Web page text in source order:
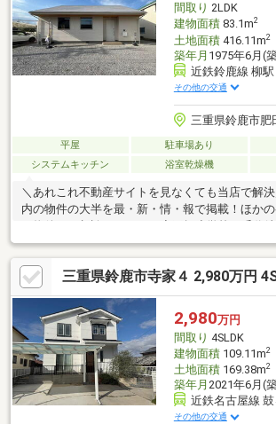
間取り 2LDK
建物面積83.1m2
土地面積416.11m2
築年月 1975年6月(
近鉄鈴鹿線 柳
その他の交通
三重県鈴鹿市肥
平屋 駐車場あり
システムキッチン
浴室乾燥機
＼あれこれ不動産サイトを見なくても当店で解
内の物件の大半を最・新・情・報で掲載！ほかの
鹿線/柳駅まで徒歩約8分◆1階のみで移動しや
ールーム付きで家事スムーズ◆回遊動線のファ
真をクリックすると、詳細をご覧いただけます。
＝＝＝＝＝＝＝＝＝＝＝＝＝＝＝《お問合せか
見るだけOK、聞くだけOK。実際に現地を体感し
い。＝＝＝＝＝＝＝＝＝＝＝＝＝＝＝＝＝＝＝＝
三重県鈴鹿市寺家４ 2,980万円
2,980万円
間取り 4SLDK
建物面積109.11m2
土地面積169.38m2
築年月 2021年6月(
近鉄名古屋線
その他の交通